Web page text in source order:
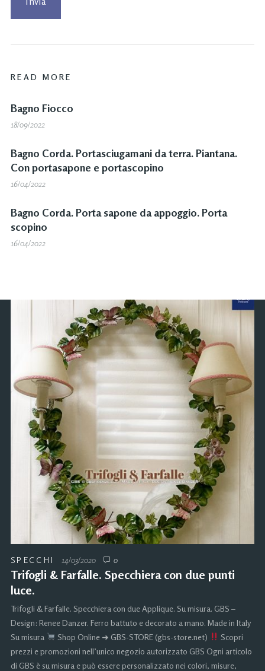
READ MORE
Bagno Fiocco
18/09/2022
Bagno Corda. Portasciugamani da terra. Piantana.
Con portasapone e portascopino
16/04/2022
Bagno Corda. Porta sapone da appoggio. Porta
scopino
16/04/2022
SPECCHI 14/03/2020 0
Trifogli & Farfalle. Specchiera con due punti
luce.
Trifogli & Farfalle. Specchiera con due Applique. Su misura. GBS –
Design: Renee Danzer. Ferro battuto e decorato a mano. Made in Italy
Su misura
Shop Online ➜ GBS-STORE (gbs-store.net)
Scopri
prezzi e promozioni nell’unico negozio autorizzato GBS Ogni articolo
di GBS è su misura e può essere personalizzato nei colori, misure,